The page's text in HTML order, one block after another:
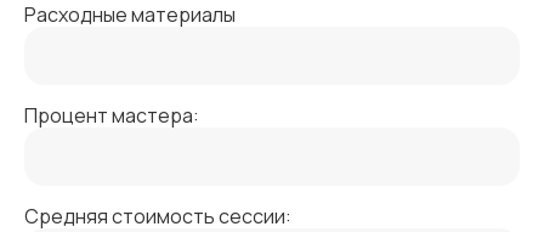
Расходные материалы
Процент мастера:
Средняя стоимость сессии: